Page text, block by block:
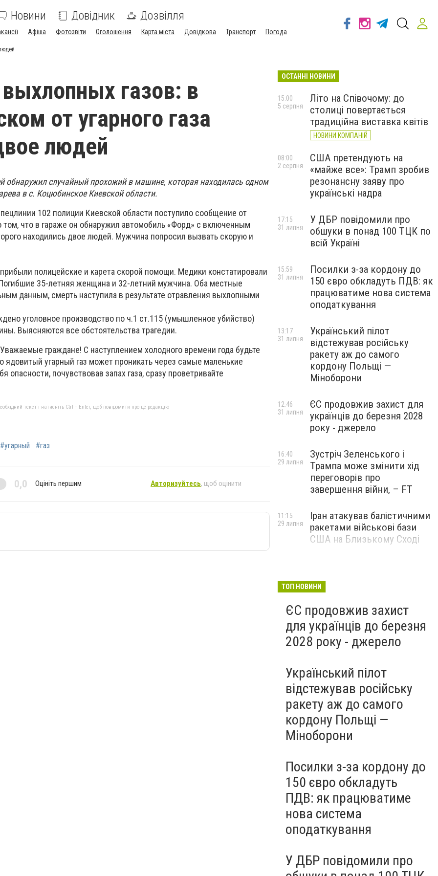
Новини Довідник Дозвілля
Афіша Фотозвіти Оголошення Карта міста Довідкова Транспорт Погода
выхлопных газов: в
от угарного газа
людей
обнаружил случайный прохожий в машине, которая находилась одном
в с. Коцюбинское Киевской области.
102 полиции Киевской области поступило сообщение от
что в гараже он обнаружил автомобиль «Форд» с включенным
находились двое людей. Мужчина попросил вызвать скорую и
полицейские и карета скорой помощи. Медики констатировали
35-летняя женщина и 32-летний мужчина. Оба местные
данным, смерть наступила в результате отравления выхлопными
уголовное производство по ч.1 ст.115 (умышленное убийство)
Выясняются все обстоятельства трагедии.
граждане! С наступлением холодного времени года будьте
ядовитый угарный газ может проникать через самые маленькие
опасности, почувствовав запах газа, сразу проветривайте
текст і натисніть Ctrl + Enter, щоб повідомити про це редакцію
#угарный #газ
0,0 Оцініть першим Авторизуйтесь, щоб оцінити
ОСТАННІ НОВИНИ
Літо на Співочому: до
столиці повертається
традиційна виставка квітів
НОВИНИ КОМПАНІЙ
15:00
5 серпня
США претендують на
«майже все»: Трамп зробив
резонансну заяву про
українські надра
08:00
2 серпня
У ДБР повідомили про
обшуки в понад 100 ТЦК по
всій Україні
17:15
31 липня
Посилки з-за кордону до
150 євро обкладуть ПДВ: як
працюватиме нова система
оподаткування
15:59
31 липня
Український пілот
відстежував російську
ракету аж до самого
кордону Польщі —
Міноборони
13:17
31 липня
ЄС продовжив захист для
українців до березня 2028
року - джерело
12:46
31 липня
Зустріч Зеленського і
Трампа може змінити хід
переговорів про
завершення війни, – FT
16:40
29 липня
Іран атакував балістичними
ракетами військові бази
США на Близькому Сході
11:15
29 липня
ТОП НОВИНИ
ЄС продовжив захист
для українців до березня
2028 року - джерело
Український пілот
відстежував російську
ракету аж до самого
кордону Польщі —
Міноборони
Посилки з-за кордону до
150 євро обкладуть
ПДВ: як працюватиме
нова система
оподаткування
У ДБР повідомили про